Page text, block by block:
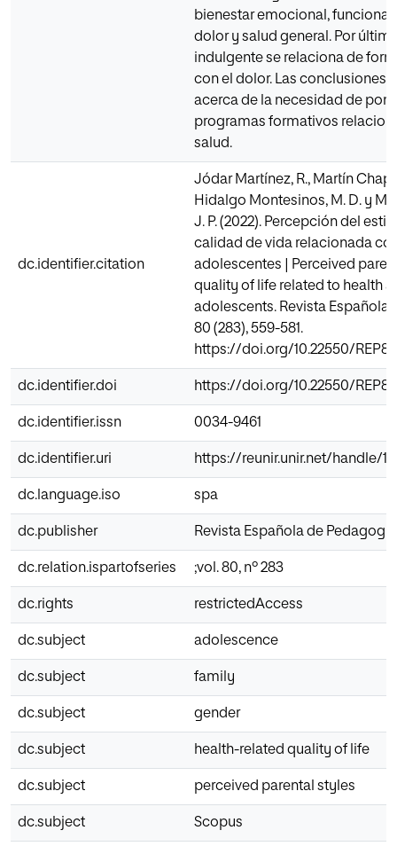
bienestar emocional,
dolor y salud general. Por
indulgente se relaciona de
con el dolor. Las conclusiones
acerca de la necesidad de
programas formativos
salud.
dc.identifier.citation
Jódar Martínez, R., Martín
Hidalgo Montesinos, M. D. y
J. P. (2022). Percepción del
calidad de vida relacionada
adolescentes | Perceived
quality of life related to health
adolescents. Revista Española
80 (283), 559-581.
https://doi.org/10.22550/
dc.identifier.doi https://doi.org/10.22550/
dc.identifier.issn 0034-9461
dc.identifier.uri https://reunir.unir.net/handle/
dc.language.iso spa
dc.publisher Revista Española de Pedagogía
dc.relation.ispartofseries ;vol. 80, nº 283
dc.rights restrictedAccess
dc.subject adolescence
dc.subject family
dc.subject gender
dc.subject health-related quality of life
dc.subject perceived parental styles
dc.subject Scopus